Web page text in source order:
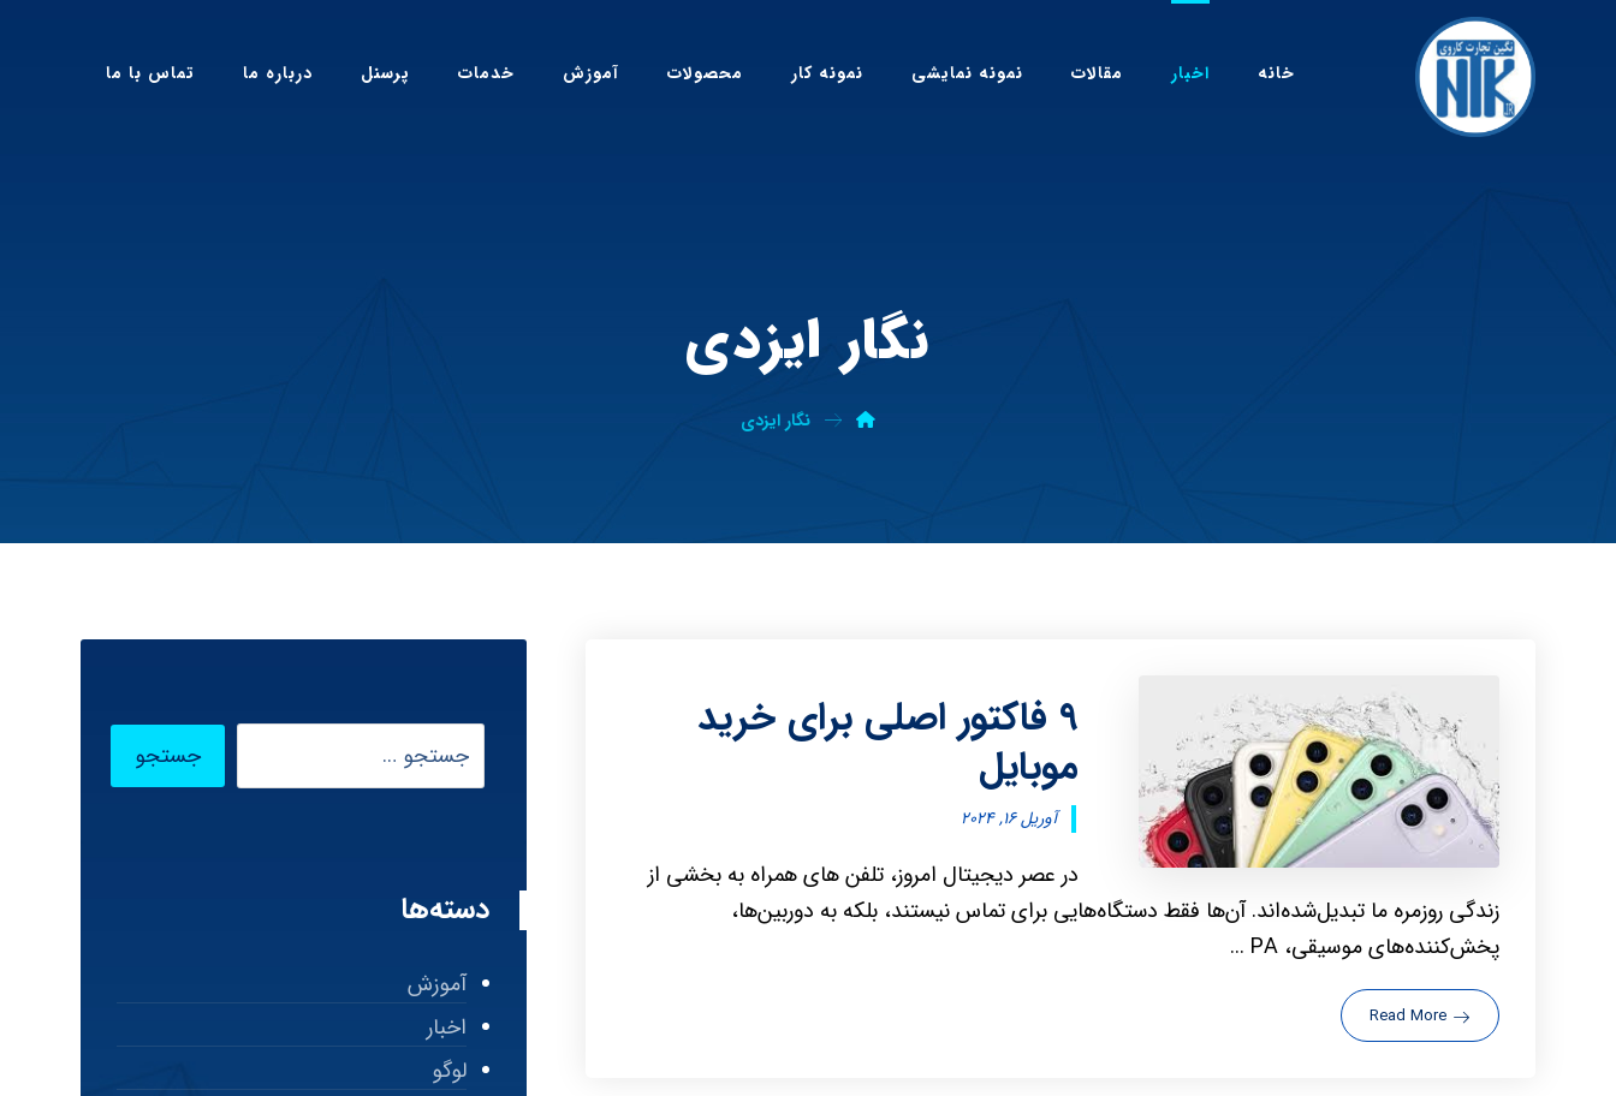
خانه اخبار مقالات نمونه نمایشی نمونه کار محصولات آموزش خدمات پرسنل درباره ما تماس با ما
نگار ایزدی
نگار ایزدی
۹ فاکتور اصلی برای خرید
موبایل
آوریل ۱۶, ۲۰۲۴
در عصر دیجیتال امروز، تلفن های همراه به بخشی از
زندگی روزمره ما تبدیل‌شده‌اند. آن‌ها فقط دستگاه‌هایی برای تماس نیستند، بلکه به دوربین‌ها،
پخش‌کننده‌های موسیقی، PA ...
Read More
دسته‌ها
آموزش
اخبار
لوگو